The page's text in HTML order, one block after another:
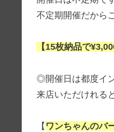
不定期開催だから
【15枚納品で
◎開催日は都度イ
来店いただけれる
【 ワンちゃんのバ